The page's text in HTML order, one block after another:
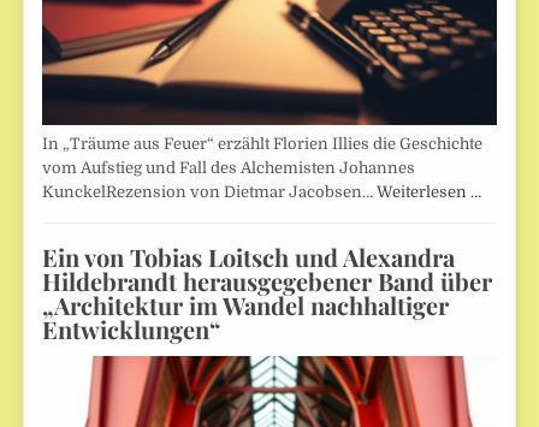
In „Träume aus Feuer“ erzählt Florien Illies die Geschichte
vom Aufstieg und Fall des Alchemisten Johannes
KunckelRezension von Dietmar Jacobsen…Weiterlesen …
Ein von Tobias Loitsch und Alexandra
Hildebrandt herausgegebener Band über
„Architektur im Wandel nachhaltiger
Entwicklungen“